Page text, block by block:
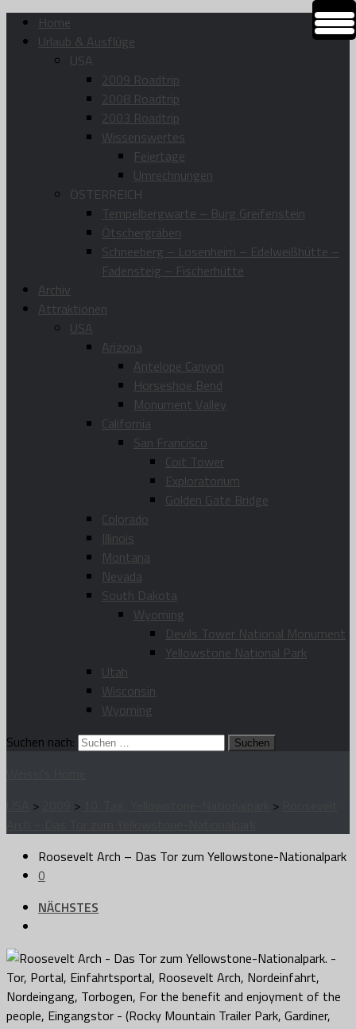
Home
Urlaub & Ausflüge
USA
2009 Roadtrip
2008 Roadtrip
2003 Roadtrip
Wissenswertes
Feiertage
Umrechnungen
ÖSTERREICH
Tempelbergwarte – Burg Greifenstein
Ötschergräben
Schneeberg – Losenheim – Edelweißhütte –
Fadensteig – Fischerhütte
Archiv
Attraktionen
USA
Arizona
Antelope Canyon
Horseshoe Bend
Monument Valley
California
San Francisco
Coit Tower
Exploratorium
Golden Gate Bridge
Colorado
Illinois
Montana
Nevada
South Dakota
Wyoming
Devils Tower National Monument
Yellowstone National Park
Utah
Wisconsin
Wyoming
Suchen nach:
> > >
Roosevelt Arch – Das Tor zum Yellowstone-Nationalpark
0
NÄCHSTES